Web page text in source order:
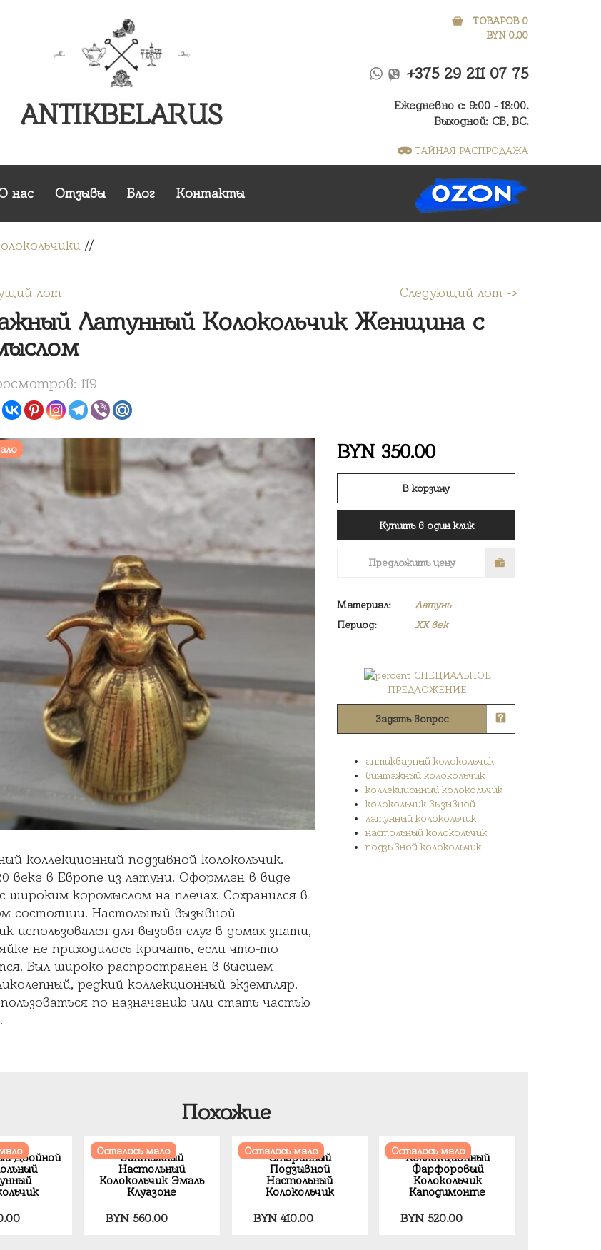
ANTIKBELARUS
ТОВАРОВ 0
BYN 0.00
+375 29 211 07 75
Ежедневно с: 9:00 - 18:00.
Выходной: СБ, ВС.
ТАЙНАЯ РАСПРОДАЖА
нас Отзывы Блог Контакты
//
лот Следующий лот ->
Латунный Колокольчик Женщина с
119
коллекционный подзывной колокольчик.
веке в Европе из латуни. Оформлен в виде
широким коромыслом на плечах. Сохранился в
состоянии. Настольный вызывной
использовался для вызова слуг в домах знати,
не приходилось кричать, если что-то
Был широко распространен в высшем
редкий коллекционный экземпляр.
по назначению или стать частью
BYN350.00
В корзину
Купить в один клик
Предложить цену
Материал:
Латунь
Период:
XX век
СПЕЦИАЛЬНОЕ
ПРЕДЛОЖЕНИЕ
Задать вопрос
антикварный колокольчик
винтажный колокольчик
коллекционный колокольчик
колокольчик вызывной
латунный колокольчик
настольный колокольчик
подзывной колокольчик
Похожие
Двойной
Осталось мало
Винтажный
Настольный
Колокольчик Эмаль
Клуазоне
BYN560.00
Осталось мало
Старинный
Подзывной
Настольный
Колокольчик
BYN410.00
Осталось мало
Коллекционный
Фарфоровый
Колокольчик
Каподимонте
BYN 520.00